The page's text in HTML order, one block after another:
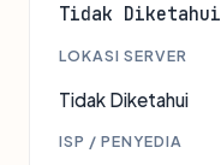
Tidak Diketahui
LOKASI SERVER
Tidak Diketahui
ISP / PENYEDIA